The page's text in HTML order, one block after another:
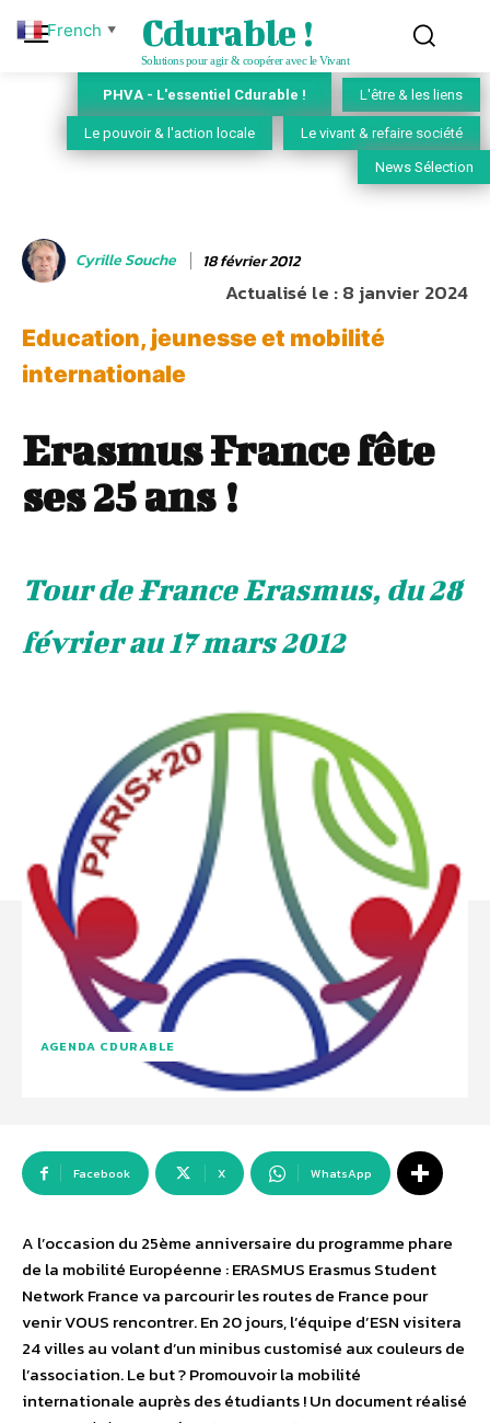
Cdurable !
Solutions pour agir & coopérer avec le Vivant
PHVA - L'essentiel Cdurable ! L'être & les liens
Le pouvoir & l'action locale Le vivant & refaire société
News Sélection
Cyrille Souche 18 février 2012
Actualisé le :8 janvier 2024
Education, jeunesse et mobilité
internationale
Erasmus France fête
ses 25 ans !
Tour de France Erasmus, du 28
février au 17 mars 2012
AGENDA CDURABLE
Facebook X WhatsApp
A l’occasion du 25ème anniversaire du programme phare
de la mobilité Européenne : ERASMUS Erasmus Student
Network France va parcourir les routes de France pour
venir VOUS rencontrer. En 20 jours, l’équipe d’ESN visitera
24 villes au volant d’un minibus customisé aux couleurs de
l’association. Le but ? Promouvoir la mobilité
internationale auprès des étudiants ! Un document réalisé
French ▼